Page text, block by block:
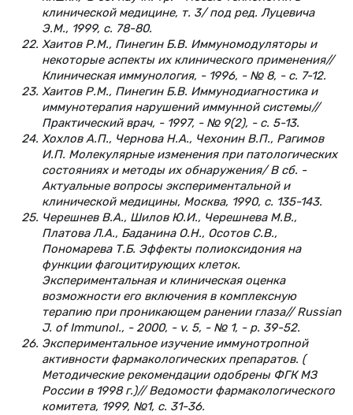
клинической медицине, т. 3/ под ред. Луцевича
Э.М., 1999, с. 78-80.
Хаитов Р.М., Пинегин Б.В. Иммуномодуляторы и
некоторые аспекты их клинического применения//
Клиническая иммунология, - 1996, - № 8, - с. 7-12.
Хаитов Р.М., Пинегин Б.В. Иммунодиагностика и
иммунотерапия нарушений иммунной системы//
Практический врач, - 1997, - № 9(2), - с. 5-13.
Хохлов А.П., Чернова Н.А., Чехонин В.П., Рагимов
И.П. Молекулярные изменения при патологических
состояниях и методы их обнаружения/ В сб. -
Актуальные вопросы экспериментальной и
клинической медицины, Москва, 1990, с. 135-143.
Черешнев В.А., Шилов Ю.И., Черешнева М.В.,
Платова Л.А., Баданина О.Н., Осотов С.В.,
Пономарева Т.Б. Эффекты полиоксидония на
функции фагоцитирующих клеток.
Экспериментальная и клиническая оценка
возможности его включения в комплексную
терапию при проникающем ранении глаза// Russian
J. of Immunol., - 2000, - v. 5, - № 1, - p. 39-52.
Экспериментальное изучение иммунотропной
активности фармакологических препаратов. (
Методические рекомендации одобрены ФГК МЗ
России в 1998 г.)// Ведомости фармакологического
комитета, 1999, №1, с. 31-36.